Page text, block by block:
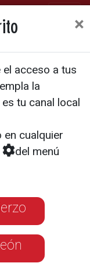
×
×
el acceso a tus
la
tu canal local
en cualquier
del menú